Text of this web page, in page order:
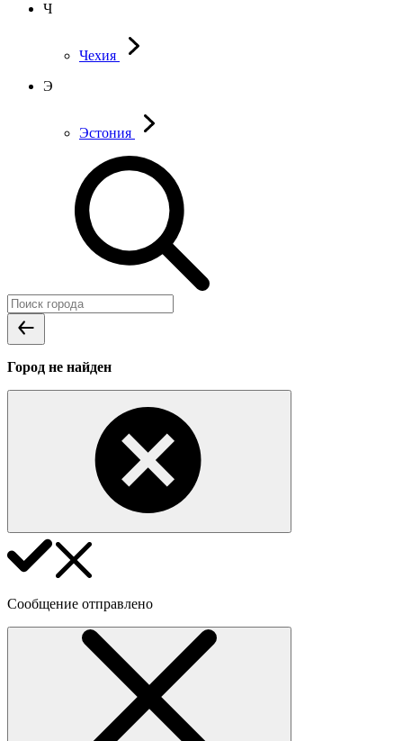
Ч
Чехия
Э
Эстония
Город не найден
Сообщение отправлено